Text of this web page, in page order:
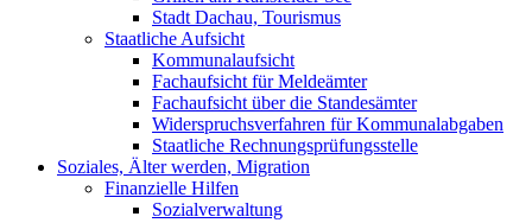
Stadt Dachau, Tourismus
Staatliche Aufsicht
Kommunalaufsicht
Fachaufsicht für Meldeämter
Fachaufsicht über die Standesämter
Widerspruchsverfahren für Kommunalabgaben
Staatliche Rechnungsprüfungsstelle
Soziales, Älter werden, Migration
Finanzielle Hilfen
Sozialverwaltung